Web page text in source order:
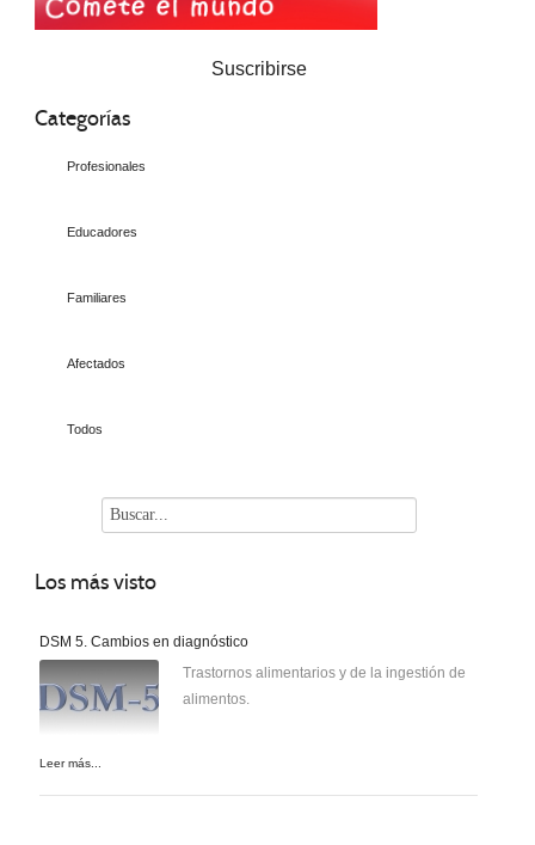
Suscribirse
Categorías
Profesionales
Educadores
Familiares
Afectados
Todos
Los más visto
DSM 5. Cambios en diagnóstico
Trastornos alimentarios y de la ingestión de
alimentos.
Leer más...